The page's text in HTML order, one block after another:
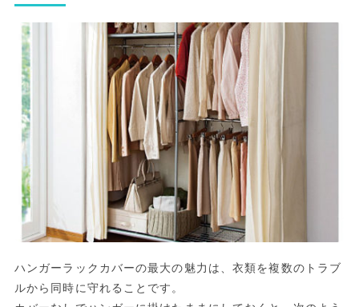
ハンガーラックカバーの最大の魅力は、衣類を複数のトラブ
ルから同時に守れることです。